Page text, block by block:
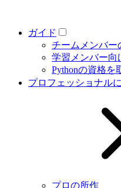
ガイド
チームメンバー
学習メンバー向
Pythonの資格を
プロフェッショナル
プロの所作